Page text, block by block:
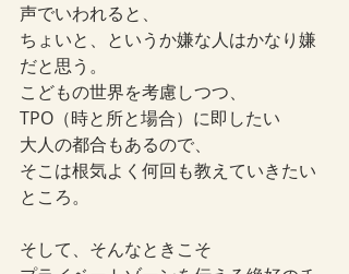
声でいわれると、
ちょいと、というか嫌な人はかなり嫌
だと思う。
こどもの世界を考慮しつつ、
TPO（時と所と場合）に即したい
大人の都合もあるので、
そこは根気よく何回も教えていきたい
ところ。
そして、そんなときこそ